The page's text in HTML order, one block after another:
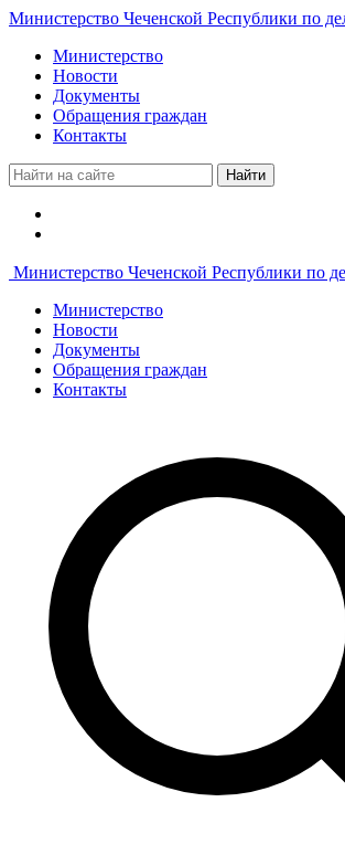
Министерство Чеченской Республики по
Министерство
Новости
Документы
Обращения граждан
Контакты
Найти
Министерство Чеченской Республики по
Министерство
Новости
Документы
Обращения граждан
Контакты